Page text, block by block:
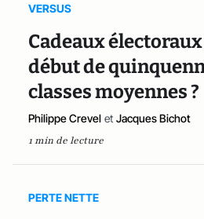
VERSUS
Cadeaux
début de
classes moyennes ?
Philippe Crevel et Jacques Bichot
1 min de lecture
PERTE NETTE